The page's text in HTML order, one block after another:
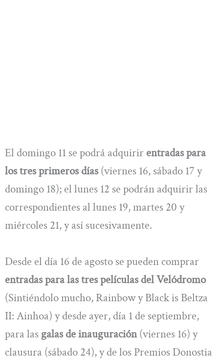
El domingo 11 se podrá adquirir entradas para
los tres primeros días(viernes 16, sábado 17 y
domingo 18); el lunes 12 se podrán adquirir las
correspondientes al lunes 19, martes 20 y
miércoles 21, y así sucesivamente.
Desde el día 16 de agosto se pueden comprar
entradas para las tres películas del Velódromo
(Sintiéndolo mucho, Rainbow y Black is Beltza
II: Ainhoa) y desde ayer, día 1 de septiembre,
para las galas de inauguración(viernes 16) y
clausura (sábado 24), y de los Premios Donostia